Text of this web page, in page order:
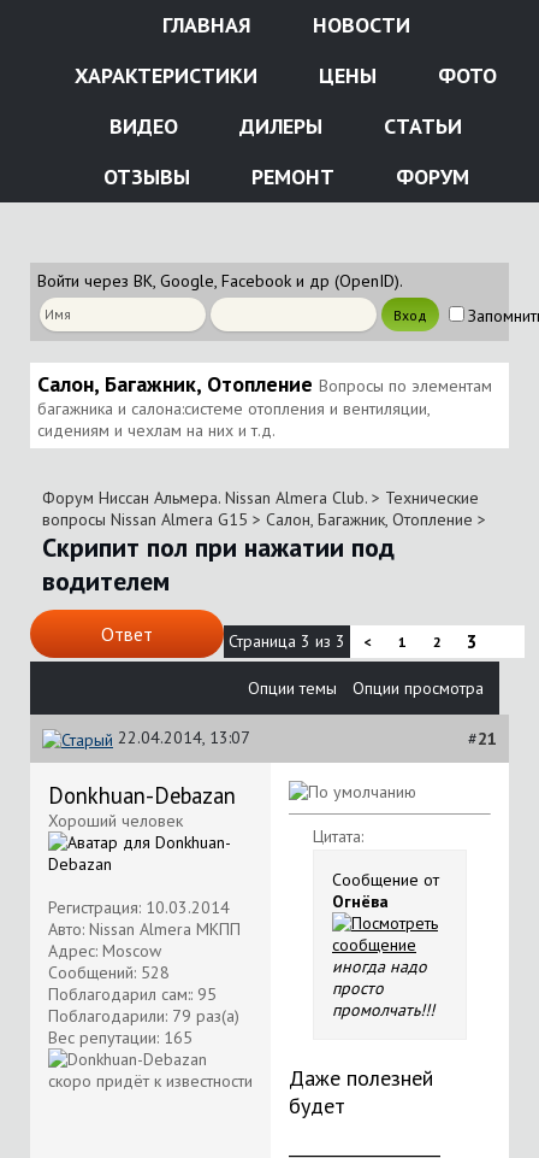
ГЛАВНАЯ
НОВОСТИ
ХАРАКТЕРИСТИКИ
ЦЕНЫ
ФОТО
ВИДЕО
ДИЛЕРЫ
СТАТЬИ
ОТЗЫВЫ
РЕМОНТ ФОРУМ
Войти через ВК, Google, Facebook и др (OpenID).
Салон, Багажник, Отопление Вопросы по элементам
багажника и салона:системе отопления и вентиляции,
сидениям и чехлам на них и т.д.
Форум Ниссан Альмера. Nissan Almera Club. > Технические
вопросы Nissan Almera G15 > Салон, Багажник, Отопление >
Скрипит пол при нажатии под
водителем
Ответ Страница 3 из 3 < 1 2 3
Опции темы Опции просмотра
22.04.2014, 13:07 #21
Donkhuan-Debazan
Хороший человек
Регистрация: 10.03.2014
Авто: Nissan Almera МКПП
Адрес: Moscow
Сообщений: 528
Поблагодарил сам:: 95
Поблагодарили: 79 раз(а)
Вес репутации: 165
Цитата:
Сообщение от
Огнёва
иногда надо
просто
промолчать!!!
Даже полезней
будет